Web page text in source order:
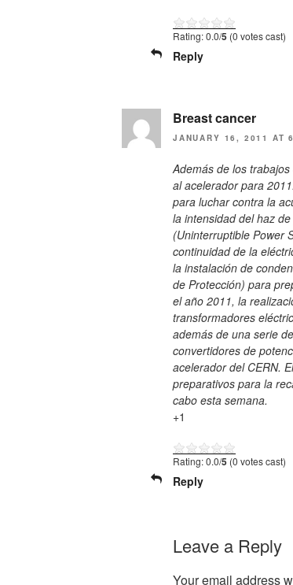
Rating: 0.0/5 (0 votes cast)
Reply
Breast cancer
JANUARY 16, 2011 AT
Además de los
al acelerador para
para luchar contra la
la intensidad del haz
(Uninterruptible Power
continuidad de la
la instalación de
de Protección) para
el año 2011, la
transformadores
además de una serie
convertidores de
acelerador del CERN.
preparativos para la
cabo esta semana.
+1
Rating: 0.0/5 (0 votes cast)
Reply
Leave a Reply
Your email address